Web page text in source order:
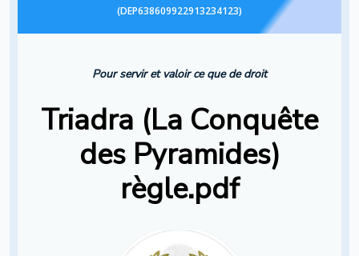
(DEP638609922913234123)
Pour servir et valoir ce que de droit
Triadra (La Conquête
des Pyramides)
règle.pdf